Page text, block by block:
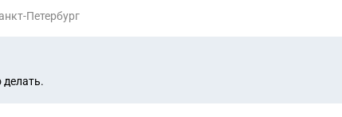
Петербург